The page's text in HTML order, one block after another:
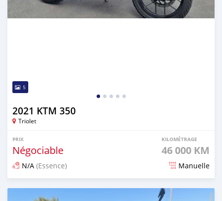
5
2021 KTM 350
Triolet
PRIX
Négociable
KILOMÉTRAGE
46 000 KM
N/A (Essence) Manuelle
Publié il y a 5 mois